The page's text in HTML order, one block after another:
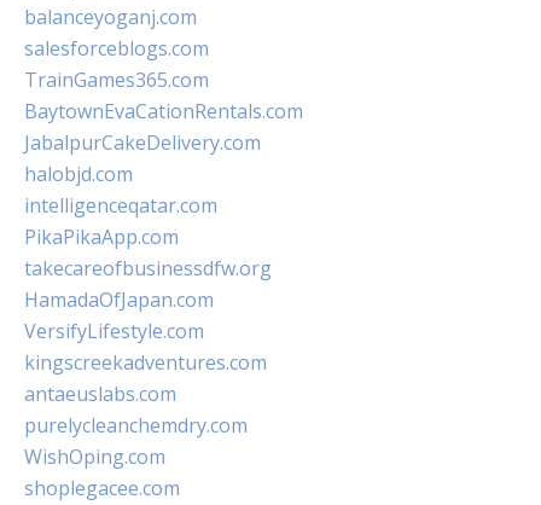
balanceyoganj.com
salesforceblogs.com
TrainGames365.com
BaytownEvaCationRentals.com
JabalpurCakeDelivery.com
halobjd.com
intelligenceqatar.com
PikaPikaApp.com
takecareofbusinessdfw.org
HamadaOfJapan.com
VersifyLifestyle.com
kingscreekadventures.com
antaeuslabs.com
purelycleanchemdry.com
WishOping.com
shoplegacee.com